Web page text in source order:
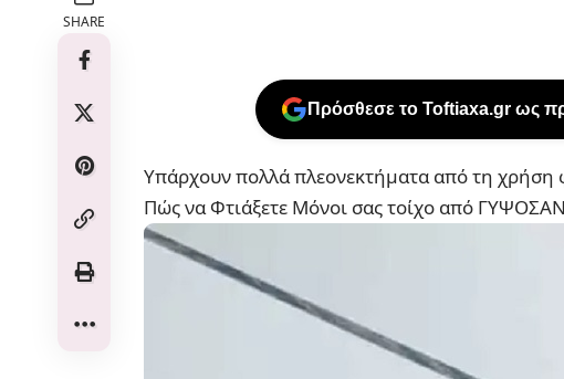
SHARE
Πρόσθεσε το Toftiaxa.gr ως
Υπάρχουν πολλά πλεονεκτήματα από τη χρήση
Πώς να Φτιάξετε Μόνοι σας τοίχο από